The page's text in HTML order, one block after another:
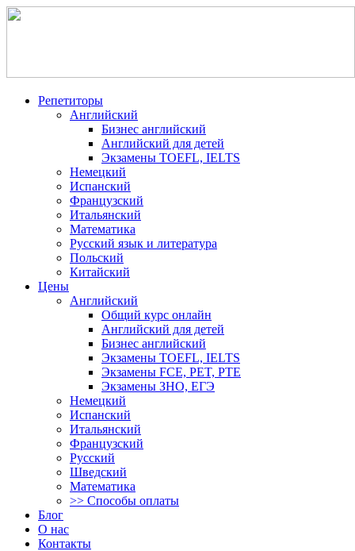
Репетиторы
Английский
Бизнес английский
Английский для детей
Экзамены TOEFL, IELTS
Немецкий
Испанский
Французский
Итальянский
Математика
Русский язык и литература
Польский
Китайский
Цены
Английский
Общий курс онлайн
Английский для детей
Бизнес английский
Экзамены TOEFL, IELTS
Экзамены FCE, PET, PTE
Экзамены ЗНО, ЕГЭ
Немецкий
Испанский
Итальянский
Французский
Русский
Шведский
Математика
>> Способы оплаты
Блог
О нас
Контакты